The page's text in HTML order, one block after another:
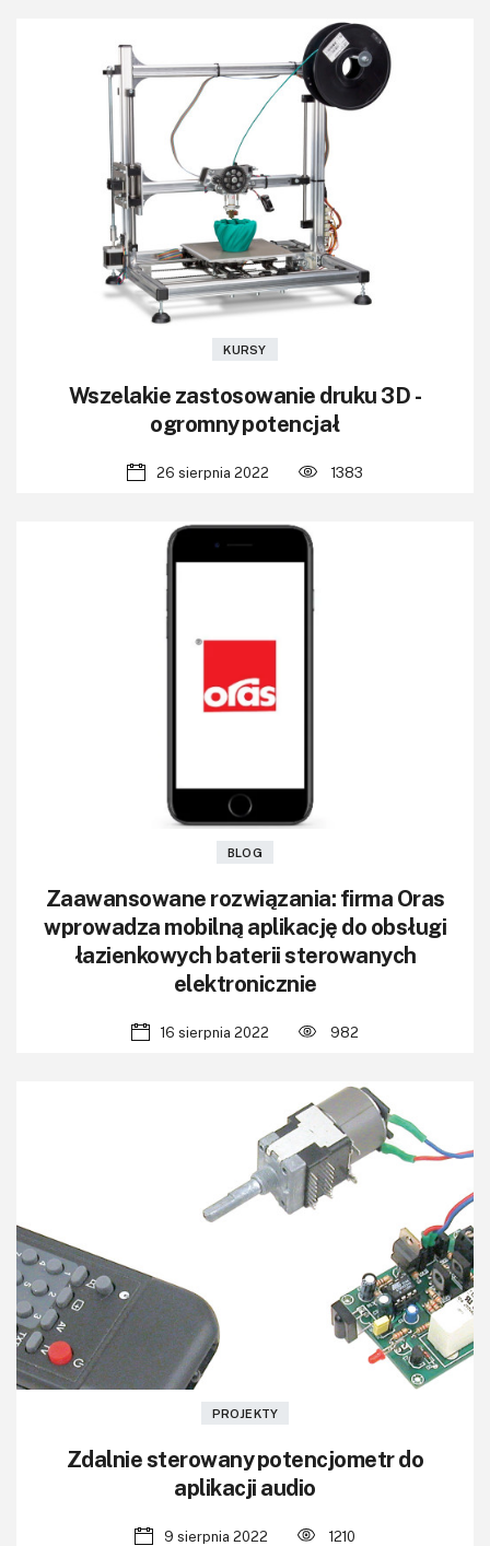
KURSY
Wszelakie zastosowanie druku 3D -
ogromny potencjał
26 sierpnia 2022 1383
BLOG
Zaawansowane rozwiązania: firma Oras
wprowadza mobilną aplikację do obsługi
łazienkowych baterii sterowanych
elektronicznie
16 sierpnia 2022 982
PROJEKTY
Zdalnie sterowany potencjometr do
aplikacji audio
9 sierpnia 2022 1210